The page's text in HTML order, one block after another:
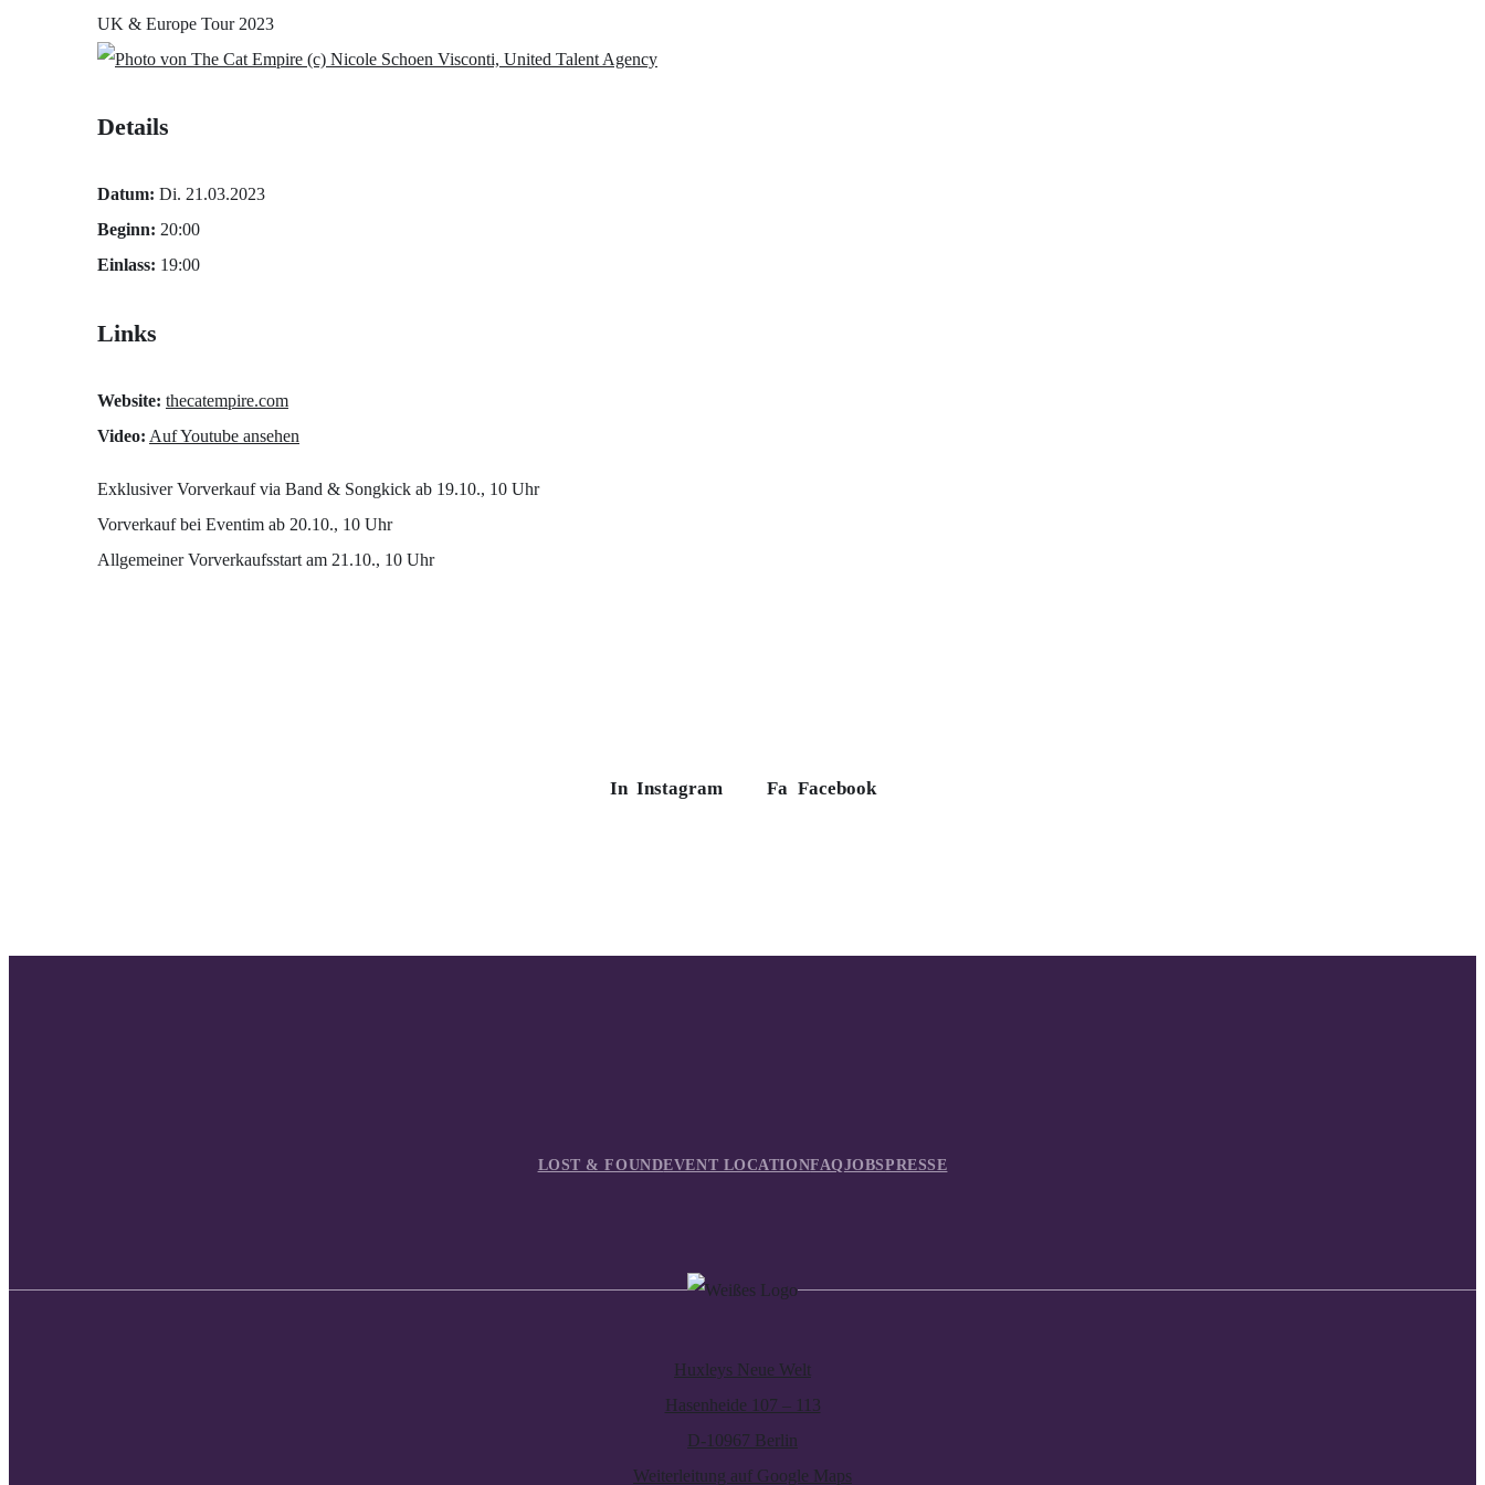
UK & Europe Tour 2023
(c) Nicole Schoen Visconti, United Talent Agency
Details
Datum: Di. 21.03.2023
Beginn: 20:00
Einlass: 19:00
Links
Website: thecatempire.com
Video: Auf Youtube ansehen
Exklusiver Vorverkaufvia Band & Songkick ab 19.10., 10 Uhr
Vorverkauf bei Eventim ab 20.10., 10 Uhr
Allgemeiner Vorverkaufsstart am 21.10., 10 Uhr
In Instagram Fa Facebook
LOST & FOUNDEVENT LOCATIONFAQJOBSPRESSE
Huxleys Neue Welt
Hasenheide 107 – 113
D-10967 Berlin
Weiterleitung auf Google Maps